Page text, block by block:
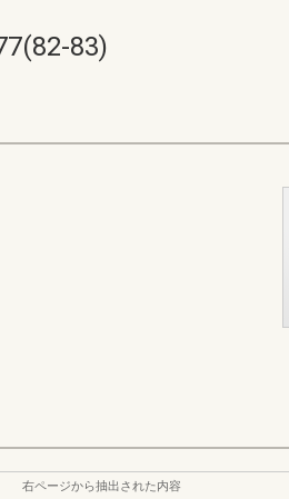
83)
右ページから抽出された内容